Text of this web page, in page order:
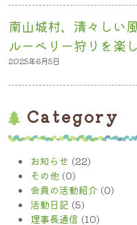
南山城村、清々しい
ルーベリー狩りを楽
2025年6月5日
Category
お知らせ (22)
その他 (0)
会員の活動紹介 (0)
活動日記 (5)
理事長通信 (10)